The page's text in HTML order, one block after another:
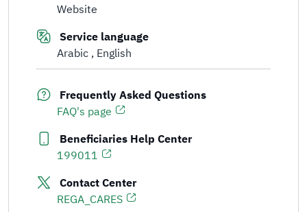
Website
Service language
Arabic English
Frequently Asked Questions
FAQ's page
Beneficiaries Help Center
199011
Contact Center
REGA_CARES